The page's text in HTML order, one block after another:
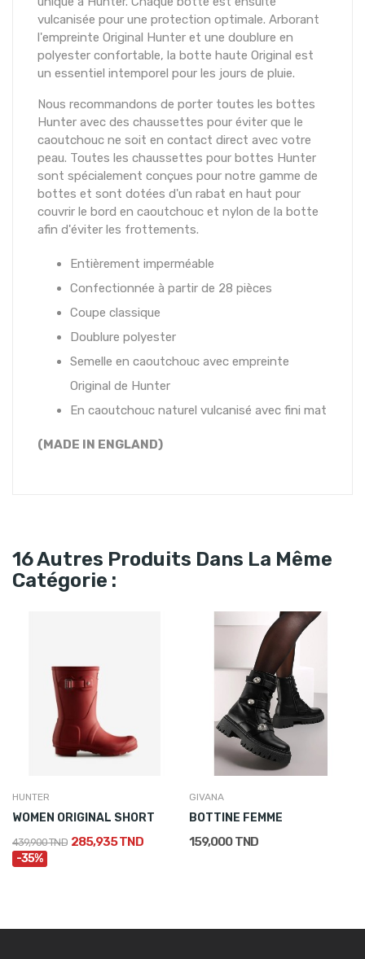
vulcanisée pour une protection optimale. Arborant
l'empreinte Original Hunter et une doublure en
polyester confortable, la botte haute Original est
un essentiel intemporel pour les jours de pluie.
Nous recommandons de porter toutes les bottes
Hunter avec des chaussettes pour éviter que le
caoutchouc ne soit en contact direct avec votre
peau. Toutes les chaussettes pour bottes Hunter
sont spécialement conçues pour notre gamme de
bottes et sont dotées d'un rabat en haut pour
couvrir le bord en caoutchouc et nylon de la botte
afin d'éviter les frottements.
Entièrement imperméable
Confectionnée à partir de 28 pièces
Coupe classique
Doublure polyester
Semelle en caoutchouc avec empreinte
Original de Hunter
En caoutchouc naturel vulcanisé avec fini mat
(MADE IN ENGLAND)
16 Autres Produits Dans La Même
Catégorie :
HUNTER
WOMEN ORIGINAL SHORT
439,900 TND 285,935 TND
-35%
GIVANA
BOTTINE FEMME
159,000 TND